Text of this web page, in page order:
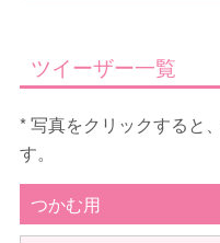
ツイーザー一覧
* 写真をクリックすると
す。
つかむ用